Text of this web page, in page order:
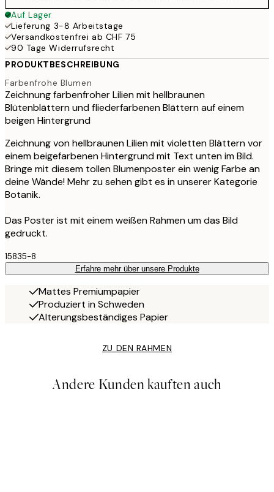
Auf Lager
Lieferung 3-8 Arbeitstage
Versandkostenfrei ab CHF 75
90 Tage Widerrufsrecht
PRODUKTBESCHREIBUNG
Farbenfrohe Blumen
Zeichnung farbenfroher Lilien mit hellbraunen
Blütenblättern und fliederfarbenen Blättern auf einem
beigen Hintergrund
Zeichnung von hellbraunen Lilien mit violetten Blättern vor
einem beigefarbenen Hintergrund mit Text unten im Bild.
Bringe mit diesem tollen Blumenposter ein wenig Farbe an
deine Wände! Mehr zu sehen gibt es in unserer Kategorie
Botanik.
Das Poster ist mit einem weißen Rahmen um das Bild
gedruckt.
15835-8
Erfahre mehr über unsere Produkte
Mattes Premiumpapier
Produziert in Schweden
Alterungsbeständiges Papier
ZU DEN RAHMEN
Andere Kunden kauften auch